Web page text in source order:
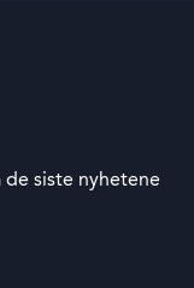
siste nyhetene